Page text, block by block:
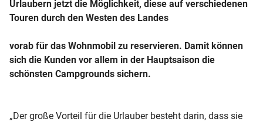
Urlaubern jetzt die Möglichkeit, diese auf verschiedenen
Touren durch den Westen des Landes
vorab für das Wohnmobil zu reservieren. Damit können
sich die Kunden vor allem in der Hauptsaison die
schönsten Campgrounds sichern.
„Der große Vorteil für die Urlauber besteht darin, dass sie